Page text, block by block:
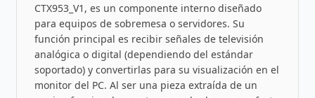
CTX953_V1, es un componente interno diseñado
para equipos de sobremesa o servidores. Su
función principal es recibir señales de televisión
analógica o digital (dependiendo del estándar
soportado) y convertirlas para su visualización en el
monitor del PC. Al ser una pieza extraída de un